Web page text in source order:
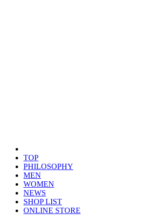
TOP
PHILOSOPHY
MEN
WOMEN
NEWS
SHOP LIST
ONLINE STORE